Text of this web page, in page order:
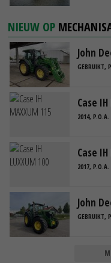
NIEUW OP
John
GEBRUIKT,
Case IH
2014, P.O.A.
Case IH
2017, P.O.A.
John
GEBRUIKT,